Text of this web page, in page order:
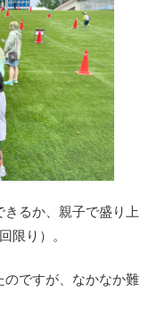
きるか、親子で盛り上
限り）。
のですが、なかなか難